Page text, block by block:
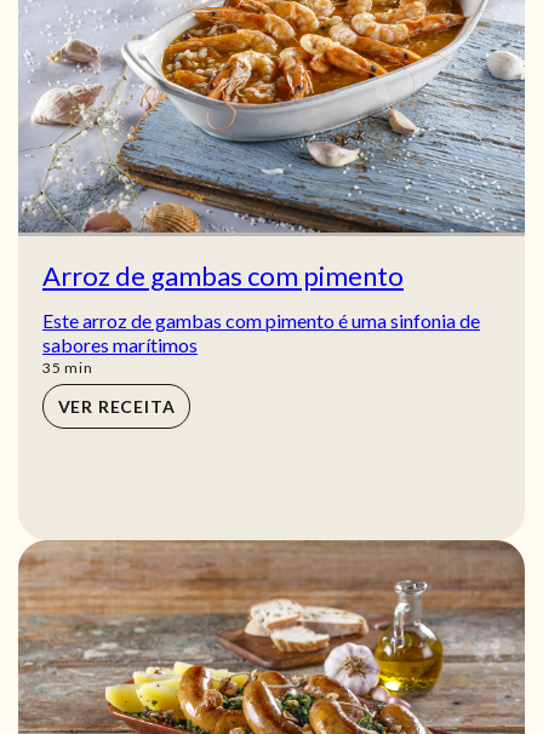
Arroz de gambas com pimento
Este arroz de gambas com pimento é uma sinfonia de
sabores marítimos
35 min
min
VER RECEITA